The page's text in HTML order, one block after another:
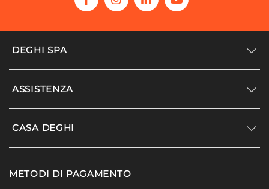
DEGHI SPA
Accedi/Registrati
Modello organizzativo e codice etico
ASSISTENZA
Supporto
Agevolazioni fiscali
CASA DEGHI
I nostri luoghi
METODI DI PAGAMENTO